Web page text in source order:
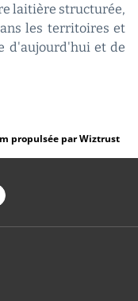
laitière structurée,
les territoires et
d'aujourd'hui et de
propulsée par Wiztrust